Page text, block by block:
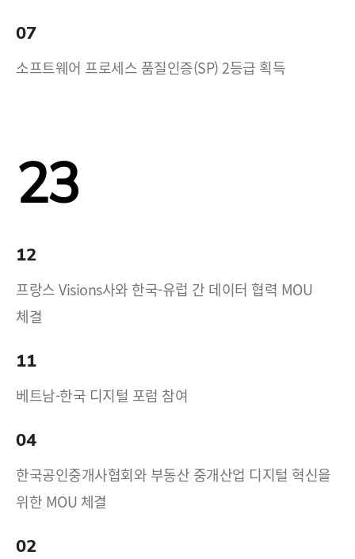
07
소프트웨어 프로세스 품질인증(SP) 2등급 획득
23
12
프랑스 Visions사와 한국-유럽 간 데이터 협력 MOU
체결
11
베트남-한국 디지털 포럼 참여
04
한국공인중개사협회와 부동산 중개산업 디지털 혁신을
위한 MOU 체결
02